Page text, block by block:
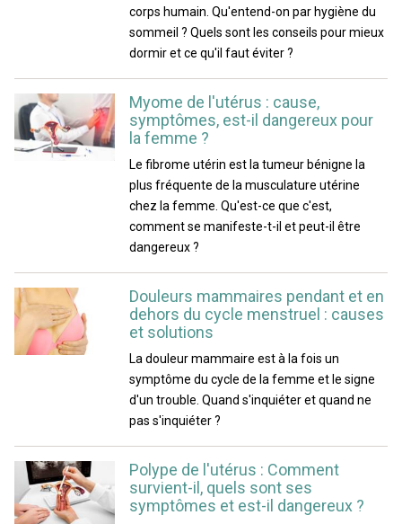
corps humain. Qu'entend-on par hygiène du
sommeil ? Quels sont les conseils pour mieux
dormir et ce qu'il faut éviter ?
Myome de l'utérus : cause,
symptômes, est-il dangereux pour
la femme ?
Le fibrome utérin est la tumeur bénigne la
plus fréquente de la musculature utérine
chez la femme. Qu'est-ce que c'est,
comment se manifeste-t-il et peut-il être
dangereux ?
Douleurs mammaires pendant et en
dehors du cycle menstruel : causes
et solutions
La douleur mammaire est à la fois un
symptôme du cycle de la femme et le signe
d'un trouble. Quand s'inquiéter et quand ne
pas s'inquiéter ?
Polype de l'utérus : Comment
survient-il, quels sont ses
symptômes et est-il dangereux ?